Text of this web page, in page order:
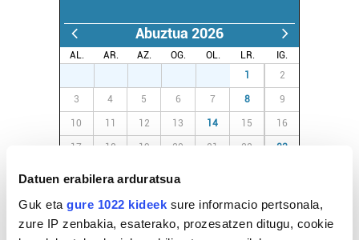
Datuen erabilera arduratsua
Guk eta gure 1022 kideek sure informacio pertsonala,
zure IP zenbakia, esaterako, prozesatzen ditugu, cookie
Abuztua 2026
AL. AR. AZ. OG. OL. LR.
IG.
1 2
3 4 5 6 7 8 9
10 11 12 13 14 15 16
17 18 19 20 21 22 23